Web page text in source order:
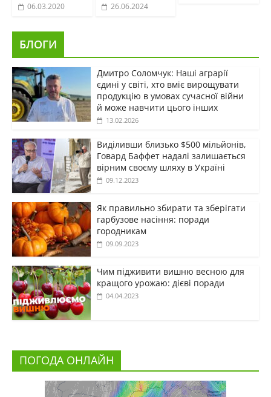
06.03.2020 26.06.2024
БЛОГИ
Дмитро Соломчук: Наші аграрії
єдині у світі, хто вміє вирощувати
продукцію в умовах сучасної війни
й може навчити цього інших
13.02.2026
Виділивши близько $500 мільйонів,
Говард Баффет надалі залишається
вірним своєму шляху в Україні
09.12.2023
Як правильно збирати та зберігати
гарбузове насіння: поради
городникам
09.09.2023
Чим підживити вишню весною для
кращого урожаю: дієві поради
04.04.2023
ПОГОДА ОНЛАЙН